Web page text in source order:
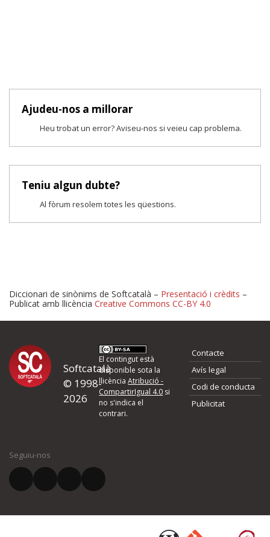
Ajudeu-nos a millorar
Heu trobat un error? Aviseu-nos si veieu cap problema.
Teniu algun dubte?
Al fòrum resolem totes les qüestions.
Proposeu-nos millores o
d'errors
Si heu trobat un error o voleu proposar alguna millora, ompliu els
quina és la millora que proposeu o l'error del qual voleu informar-
El vostre correu electrònic *
Diccionari de sinònims de Softcatalà – Presentació i crèdits –
Publicat amb llicència Creative Commons CC-BY 4.0
Softcatalà
© 1998-
2026
El contingut està
disponible sota la
llicènciaAtribució -
CompartirIgual 4.0 si
no s'indica el
contrari.
Contacte
Avís legal
Codi de conducta
Publicitat
Seguiu-nos